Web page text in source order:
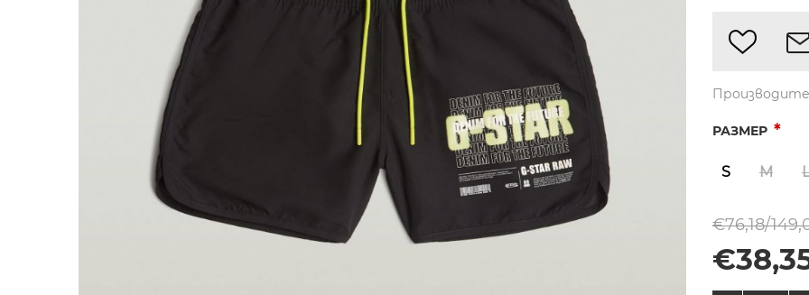
РАЗМЕР *
S M L
€76,18/